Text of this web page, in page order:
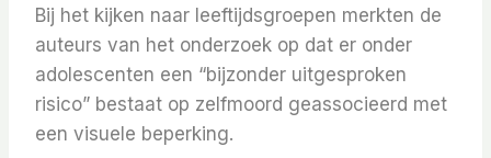
Bij het kijken naar leeftijdsgroepen merkten de
auteurs van het onderzoek op dat er onder
adolescenten een “bijzonder uitgesproken
risico” bestaat op zelfmoord geassocieerd met
een visuele beperking.